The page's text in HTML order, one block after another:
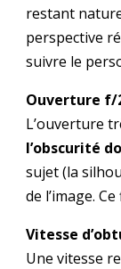
restant
perspective
suivre le
Ouverture f/
L’ouverture
l’obscurité
sujet (la
de l’image.
Vitesse
Une vitesse